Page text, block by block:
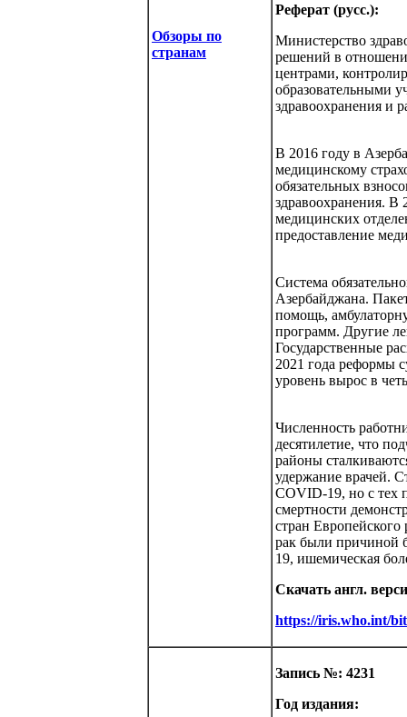
Обзоры по
странам
Реферат (русс.):
Министерство
решений в
центрами,
образовательными
здравоохранения и
В 2016 году в
медицинскому
обязательных
здравоохранения. В
медицинских
предоставление
Система
Азербайджана.
помощь,
программ. Другие
Государственные
2021 года реформы
уровень вырос в
Численность
десятилетие, что
районы
удержание врачей.
COVID-19, но с тех
смертности
стран
рак были причиной
19, ишемическая
Скачать англ.
https://iris.who.int/
Запись №: 4231
Год издания: